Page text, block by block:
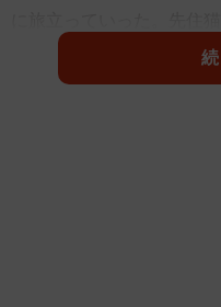
来たメメちゃんは、MOA